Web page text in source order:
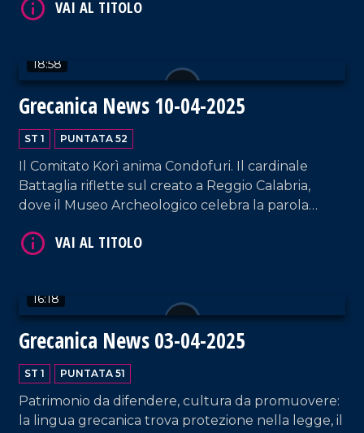
mentre sull'Aspromonte la lingua greca continua
18:58
Grecanica News 10-04-2025
ST 1 PUNTATA 52
Il Comitato Korì anima Condofuri. Il cardinale
Battaglia riflette sul creato a Reggio Calabria,
dove il Museo Archeologico celebra la parola
memoria di Pentidattilo.
16:18
Grecanica News 03-04-2025
ST 1 PUNTATA 51
Patrimonio da difendere, cultura da promuovere:
la lingua grecanica trova protezione nella legge, il
VAI AL TITOLO
VAI AL TITOLO